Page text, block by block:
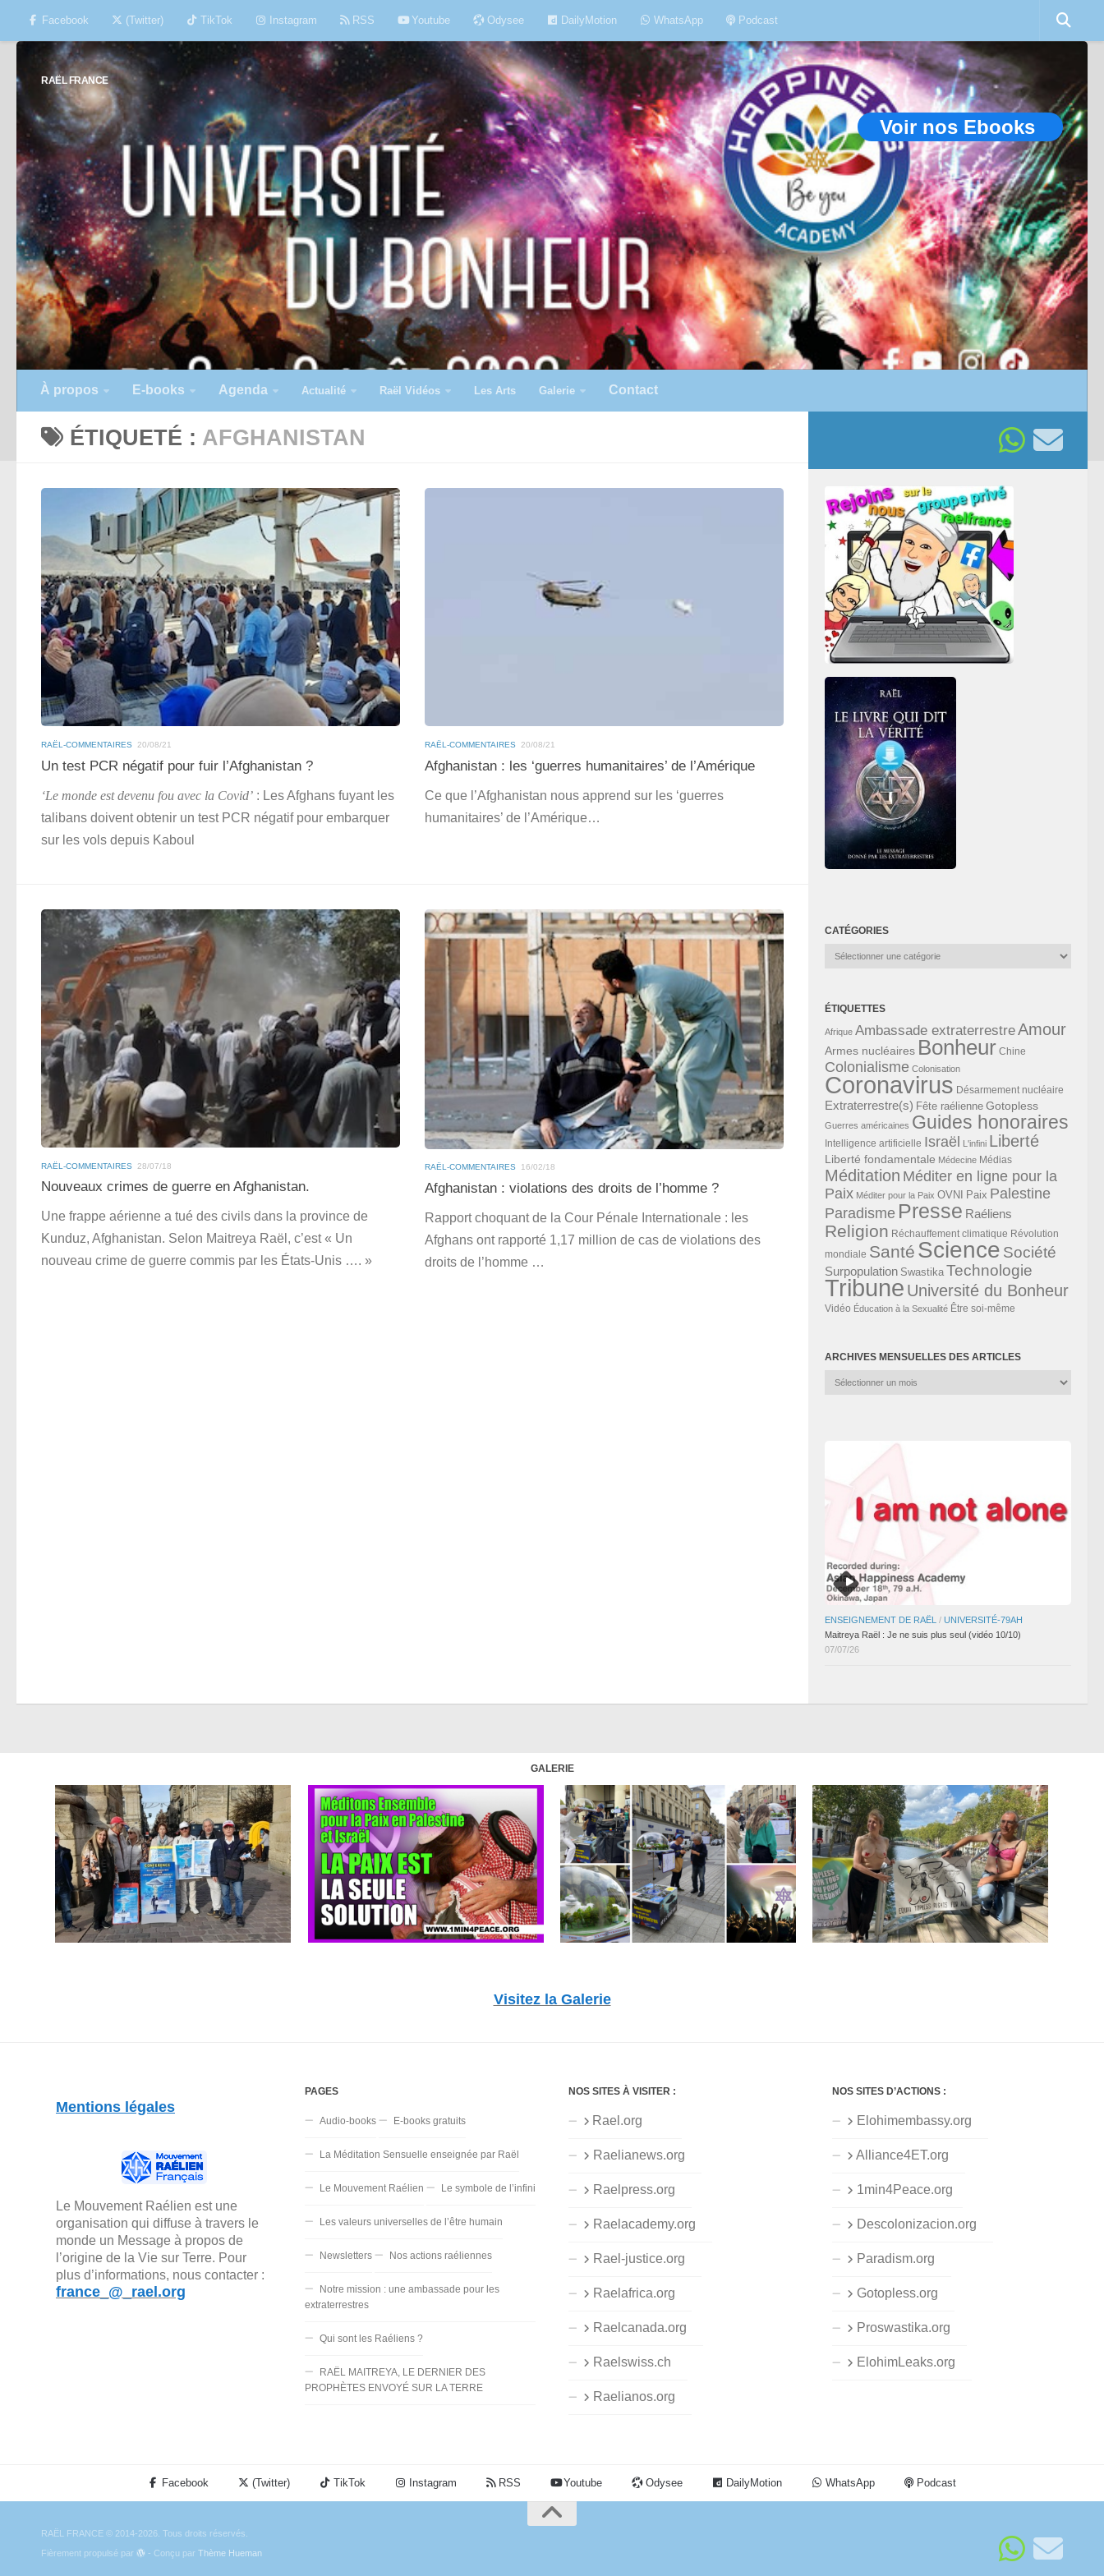
Skip to content
Facebook (Twitter) TikTok Instagram RSS Youtube Odysee DailyMotion WhatsApp Podcast
RAËL FRANCE
Voir nos Ebooks
À propos E-books Agenda Actualité Raël Vidéos Les Arts Galerie Contact
ÉTIQUETÉ : AFGHANISTAN
RAËL-COMMENTAIRES 20/08/21
Un test PCR négatif pour fuir l’Afghanistan ?
‘Le monde est devenu fou avec la Covid’ : Les Afghans fuyant les
talibans doivent obtenir un test PCR négatif pour embarquer
sur les vols depuis Kaboul
RAËL-COMMENTAIRES 20/08/21
Afghanistan : les ‘guerres humanitaires’ de l’Amérique
Ce que l’Afghanistan nous apprend sur les ‘guerres
humanitaires’ de l’Amérique…
RAËL-COMMENTAIRES 28/07/18
Nouveaux crimes de guerre en Afghanistan.
Une frappe aérienne a tué des civils dans la province de
Kunduz, Afghanistan. Selon Maitreya Raël, c’est « Un
nouveau crime de guerre commis par les États-Unis …. »
RAËL-COMMENTAIRES 16/02/18
Afghanistan : violations des droits de l’homme ?
Rapport choquant de la Cour Pénale Internationale : les
Afghans ont rapporté 1,17 million de cas de violations des
droits de l’homme …
CATÉGORIES
Catégories
ÉTIQUETTES
Afrique Ambassade extraterrestreAmour
Armes nucléaires Bonheur Chine
Colonialisme Colonisation
Coronavirus Désarmement nucléaire
Extraterrestre(s) Fête raélienne Gotopless
Guerres américaines Guides honoraires
Intelligence artificielle Israël L'infini Liberté
Liberté fondamentale Médecine Médias
Méditation Méditer en ligne pour la
Paix Méditer pour la Paix OVNI Paix Palestine
Paradisme Presse Raéliens
Religion Réchauffement climatique Révolution
mondiale Santé Science Société
Surpopulation Swastika Technologie
Tribune Université du Bonheur
Vidéo Éducation à la Sexualité Être soi-même
ARCHIVES MENSUELLES DES ARTICLES
Archives
ENSEIGNEMENT DE RAËL / UNIVERSITÉ-79AH
Maitreya Raël : Je ne suis plus seul (vidéo 10/10)
07/07/26
GALERIE
Visitez la Galerie
Mentions légales
Le Mouvement Raélien est une
organisation qui diffuse à travers le
monde un Message à propos de
l’origine de la Vie sur Terre. Pour
plus d’informations, nous contacter :
france_@_rael.org
PAGES
Audio-books E-books gratuits
La Méditation Sensuelle enseignée par Raël
Le Mouvement Raélien Le symbole de l’infini
Les valeurs universelles de l’être humain
Newsletters Nos actions raéliennes
Notre mission : une ambassade pour les
extraterrestres
Qui sont les Raéliens ?
RAËL MAITREYA, LE DERNIER DES
PROPHÈTES ENVOYÉ SUR LA TERRE
NOS SITES À VISITER :
Rael.org
Raelianews.org
Raelpress.org
Raelacademy.org
Rael-justice.org
Raelafrica.org
Raelcanada.org
Raelswiss.ch
Raelianos.org
NOS SITES D’ACTIONS :
Elohimembassy.org
Alliance4ET.org
1min4Peace.org
Descolonizacion.org
Paradism.org
Gotopless.org
Proswastika.org
ElohimLeaks.org
Facebook (Twitter) TikTok Instagram RSS Youtube Odysee DailyMotion WhatsApp Podcast
RAËL FRANCE © 2014-2026. Tous droits réservés.
Fièrement propulsé par
- Conçu par Thème Hueman